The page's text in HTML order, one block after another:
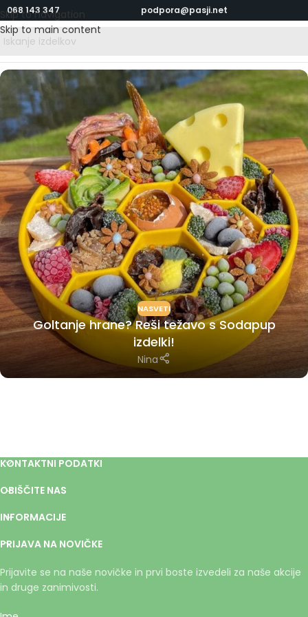
Skip to navigation
Skip to main content
068 143 347 podpora@pasji.net
NASVETI
Goltanje hrane? Reši težavo s Sodapup
izdelki!
Nina
KONTAKTNI PODATKI
OBIŠČITE NAS
INFORMACIJE
PRIJAVA NA NOVIČKE
Prijavite se na naše novičke in prvi boste izvedeli za naše akcije
in druge zanimivosti.